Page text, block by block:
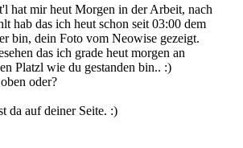
hat mir heut Morgen in der Arbeit, nach
hab das ich heut schon seit 03:00 dem
bin, dein Foto vom Neowise gezeigt.
das ich grade heut morgen an
Platzl wie du gestanden bin.. :)
oder?
da auf deiner Seite. :)